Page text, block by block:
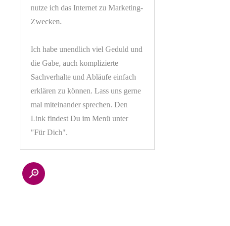
nutze ich das Internet zu Marketing-
Zwecken.
Ich habe unendlich viel Geduld und
die Gabe, auch komplizierte
Sachverhalte und Abläufe einfach
erklären zu können. Lass uns gerne
mal miteinander sprechen. Den
Link findest Du im Menü unter
"Für Dich".